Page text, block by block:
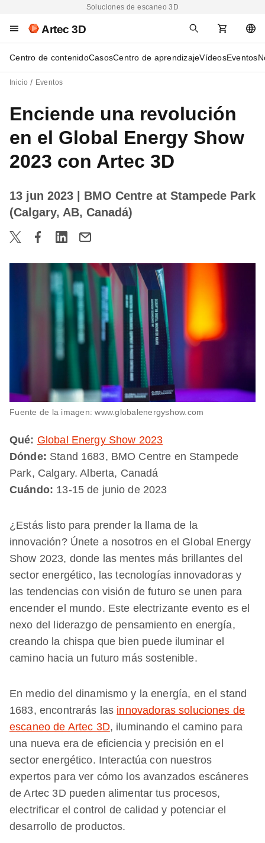
Soluciones de escaneo 3D
Artec 3D
Centro de contenidoCasosCentro de aprendizajeVídeosEventos
Inicio Eventos
Enciende una revolución
en el Global Energy Show
2023 con Artec 3D
13 jun 2023
| BMO Centre at Stampede Park
(Calgary, AB, Canadá)
Fuente de la imagen: www.globalenergyshow.com
Qué: Global Energy Show 2023
Dónde: Stand 1683, BMO Centre en Stampede
Park, Calgary. Alberta, Canadá
Cuándo: 13-15 de junio de 2023
¿Estás listo para prender la llama de la
innovación? Únete a nosotros en el Global Energy
Show 2023, donde las mentes más brillantes del
sector energético, las tecnologías innovadoras y
las tendencias con visión de futuro se unen para
encender el mundo. Este electrizante evento es el
nexo del liderazgo de pensamiento en energía,
creando la chispa que bien puede iluminar el
camino hacia un futuro más sostenible.
En medio del dinamismo y la energía, en el stand
1683, encontrarás las innovadoras soluciones de
escaneo de Artec 3D, iluminando el camino para
una nueva era de eficiencia y precisión en el
sector energético. Interactúa con nuestros
expertos para ver cómo los avanzados escáneres
de Artec 3D pueden alimentar tus procesos,
electrificar el control de calidad y potenciar el
desarrollo de productos.